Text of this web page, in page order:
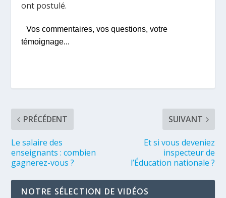
ont postulé.
Vos commentaires, vos questions, votre
témoignage...
PRÉCÉDENT
Le salaire des
enseignants : combien
gagnerez-vous ?
SUIVANT
Et si vous deveniez
inspecteur de
l’Éducation nationale ?
NOTRE SÉLECTION DE VIDÉOS